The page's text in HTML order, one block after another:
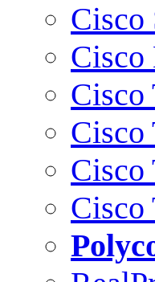
Cisco
Cisco
Cisco
Cisco
Cisco
Cisco